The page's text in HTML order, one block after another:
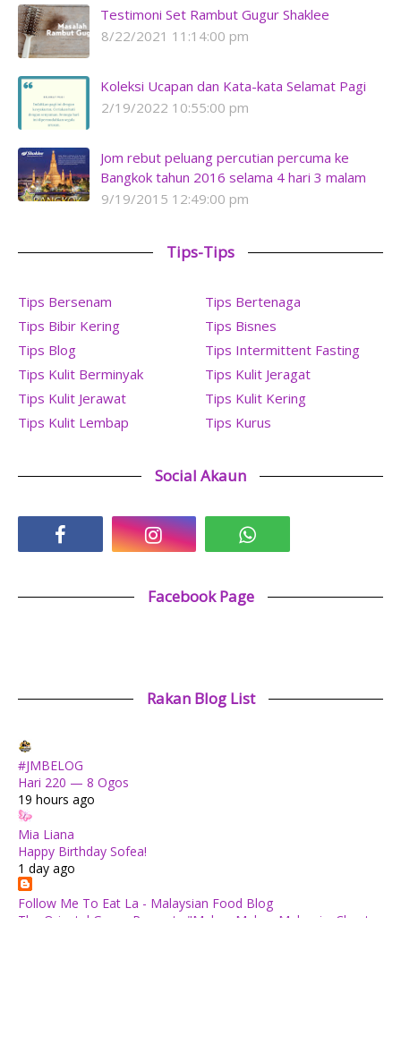
Testimoni Set Rambut Gugur Shaklee
8/22/2021 11:14:00 pm
Koleksi Ucapan dan Kata-kata Selamat Pagi
2/19/2022 10:55:00 pm
Jom rebut peluang percutian percuma ke
Bangkok tahun 2016 selama 4 hari 3 malam
9/19/2015 12:49:00 pm
Tips-Tips
Tips Bersenam
Tips Bertenaga
Tips Bibir Kering
Tips Bisnes
Tips Blog
Tips Intermittent Fasting
Tips Kulit Berminyak
Tips Kulit Jeragat
Tips Kulit Jerawat
Tips Kulit Kering
Tips Kulit Lembap
Tips Kurus
Social Akaun
Facebook Page
Rakan Blog List
#JMBELOG
Hari 220 — 8 Ogos
19 hours ago
Mia Liana
Happy Birthday Sofea!
1 day ago
Follow Me To Eat La - Malaysian Food Blog
The Oriental Group Presents "Makan Makan Malaysia: Chapter